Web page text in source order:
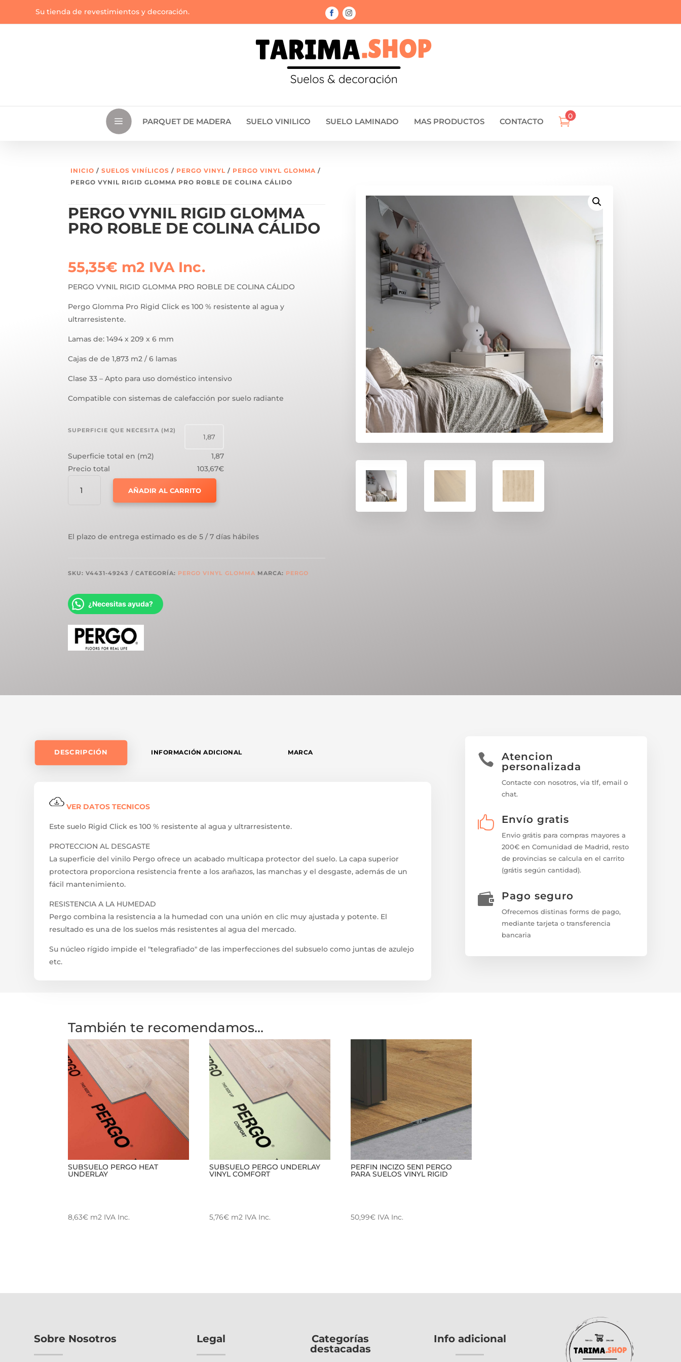
Su tienda de revestimientos y decoración.
a PARQUET DE MADERA SUELO VINILICO SUELO LAMINADO MAS PRODUCTOS CONTACTO 0
INICIO /SUELOS VINÍLICOS / PERGO VINYL / PERGO VINYL GLOMMA /
PERGO VYNIL RIGID GLOMMA PRO ROBLE DE COLINA CÁLIDO
PERGO VYNIL RIGID GLOMMA
PRO ROBLE DE COLINA CÁLIDO
55,35€ m2 IVA Inc.
PERGO VYNIL RIGID GLOMMA PRO ROBLE DE COLINA CÁLIDO
Pergo Glomma Pro Rigid Click es 100 % resistente al agua y
ultrarresistente.
Lamas de: 1494 x 209 x 6 mm
Cajas de de 1,873 m2 / 6 lamas
Clase 33 – Apto para uso doméstico intensivo
Compatible con sistemas de calefacción por suelo radiante
SUPERFICIE QUE NECESITA (M2)
Superficie total en (m2)
1,87
Precio total
103,67€
VYNIL
ROBLE
CÁLIDO
AÑADIR AL CARRITO
El plazo de entrega estimado es de 5 / 7 días hábiles
SKU:V4431-49243 CATEGORÍA: PERGO VINYL GLOMMA MARCA: PERGO
¿Necesitas ayuda?
DESCRIPCIÓN INFORMACIÓN ADICIONAL MARCA
VER DATOS TECNICOS
Este suelo Rigid Click es 100 % resistente al agua y ultrarresistente.
PROTECCION AL DESGASTE
La superficie del vinilo Pergo ofrece un acabado multicapa protector del suelo. La capa superior
protectora proporciona resistencia frente a los arañazos, las manchas y el desgaste, además de un
fácil mantenimiento.
RESISTENCIA A LA HUMEDAD
Pergo combina la resistencia a la humedad con una unión en clic muy ajustada y potente. El
resultado es una de los suelos más resistentes al agua del mercado.
Su núcleo rígido impide el "telegrafiado" de las imperfecciones del subsuelo como juntas de azulejo
etc.

Atencion
personalizada
Contacte con nosotros, via tlf, email o
chat.
 Envío gratis
Envio grátis para compras mayores a
200€ en Comunidad de Madrid, resto
de provincias se calcula en el carrito
(grátis según cantidad).
 Pago seguro
Ofrecemos distinas forms de pago,
mediante tarjeta o transferencia
bancaria
También te recomendamos…
SUBSUELO PERGO HEAT
UNDERLAY
8,63€ m2 IVA Inc.
SUBSUELO PERGO UNDERLAY
VINYL COMFORT
5,76€ m2 IVA Inc.
PERFIN INCIZO 5EN1 PERGO
PARA SUELOS VINYL RIGID
50,99€ IVA Inc.
Sobre Nosotros Legal
Categorías
destacadas
Info adicional